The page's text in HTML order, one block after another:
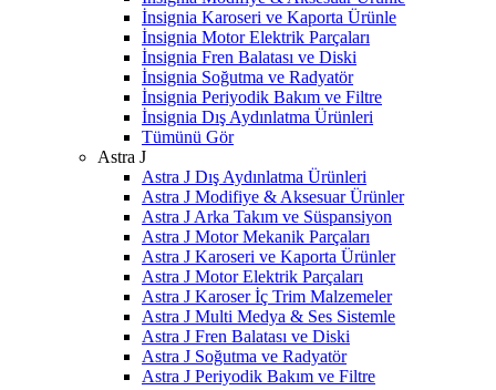
İnsignia Karoseri ve Kaporta Ürünle
İnsignia Motor Elektrik Parçaları
İnsignia Fren Balatası ve Diski
İnsignia Soğutma ve Radyatör
İnsignia Periyodik Bakım ve Filtre
İnsignia Dış Aydınlatma Ürünleri
Tümünü Gör
Astra J
Astra J Dış Aydınlatma Ürünleri
Astra J Modifiye & Aksesuar Ürünler
Astra J Arka Takım ve Süspansiyon
Astra J Motor Mekanik Parçaları
Astra J Karoseri ve Kaporta Ürünler
Astra J Motor Elektrik Parçaları
Astra J Karoser İç Trim Malzemeler
Astra J Multi Medya & Ses Sistemle
Astra J Fren Balatası ve Diski
Astra J Soğutma ve Radyatör
Astra J Periyodik Bakım ve Filtre